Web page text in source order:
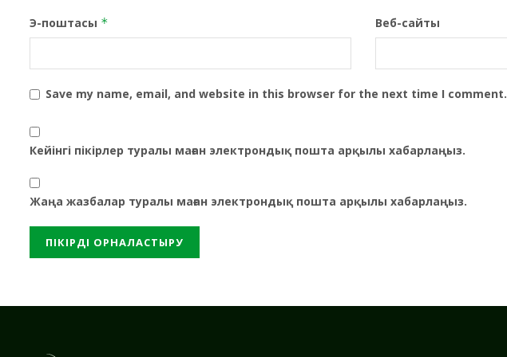
Э-поштасы * Веб-сайты
Save my name, email, and website in this browser for the next time I comment.
Кейінгі пікірлер туралы маған электрондық пошта арқылы хабарлаңыз.
Жаңа жазбалар туралы маған электрондық пошта арқылы хабарлаңыз.